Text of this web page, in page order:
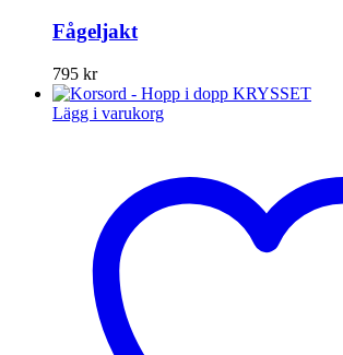
Fågeljakt
795 kr
Lägg i varukorg